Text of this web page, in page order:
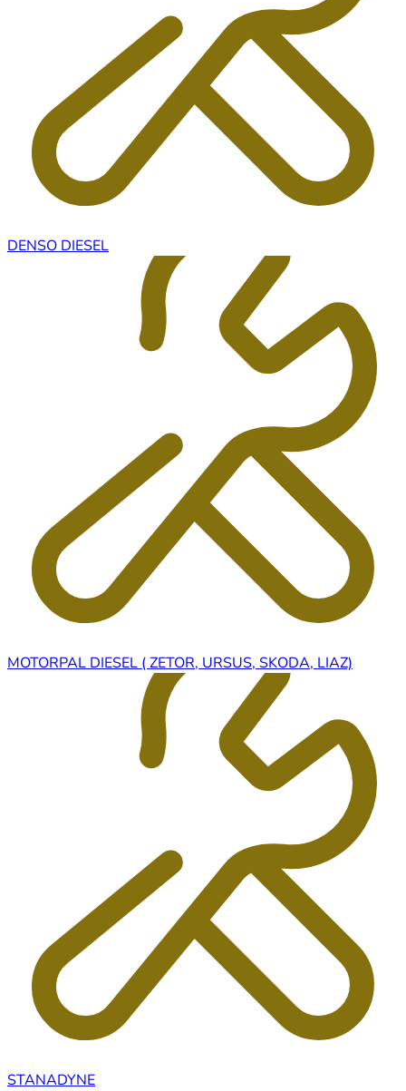
DENSO DIESEL
MOTORPAL DIESEL ( ZETOR, URSUS, SKODA, LIAZ)
STANADYNE